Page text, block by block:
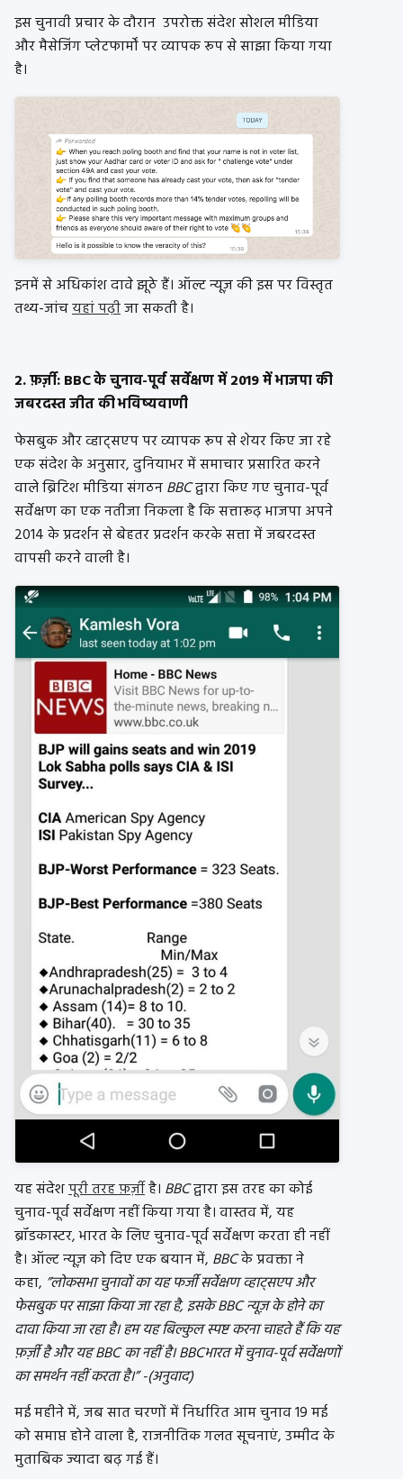
इस चुनावी प्रचार के दौरान उपरोक्त संदेश सोशल मीडिया
और मैसेजिंग प्लेटफार्मों पर व्यापक रूप से साझा किया गया
है।
इनमें से अधिकांश दावे झूठे हैं। ऑल्ट न्यूज़ की इस पर विस्तृत
तथ्य-जांचयहां पढ़ीजा सकती है।
2. फ़र्ज़ी: BBC के चुनाव-पूर्व सर्वेक्षण में 2019 में भाजपा की
जबरदस्त जीत की भविष्यवाणी
फेसबुक और व्हाट्सएप पर व्यापक रूप से शेयर किए जा रहे
एक संदेश के अनुसार, दुनियाभर में समाचार प्रसारित करने
वाले ब्रिटिश मीडिया संगठनBBCद्वारा किए गए चुनाव-पूर्व
सर्वेक्षण का एक नतीजा निकला है कि सत्तारूढ़ भाजपा अपने
2014 के प्रदर्शन से बेहतर प्रदर्शन करके सत्ता में जबरदस्त
वापसी करने वाली है।
यह संदेशपूरी तरह फ़र्ज़ीहै। BBCद्वारा इस तरह का कोई
चुनाव-पूर्व सर्वेक्षण नहीं किया गया है। वास्तव में, यह
ब्रॉडकास्टर, भारत के लिए चुनाव-पूर्व सर्वेक्षण करता ही नहीं
है। ऑल्ट न्यूज़ को दिए एक बयान में, BBCके प्रवक्ता ने
कहा, ”लोकसभा चुनावों का यह फर्जी सर्वेक्षण व्हाट्सएप और
फेसबुक पर साझा किया जा रहा है, इसके BBC न्यूज़ के होने का
दावा किया जा रहा है। हम यह बिल्कुल स्पष्ट करना चाहते हैं कि यह
फ़र्ज़ी है और यह BBC का नहीं है। BBCभारत में चुनाव-पूर्व सर्वेक्षणों
का समर्थन नहीं करता है।” -(अनुवाद)
मई महीने में, जब सात चरणों में निर्धारित आम चुनाव 19 मई
को समाप्त होने वाला है, राजनीतिक गलत सूचनाएं, उम्मीद के
मुताबिक ज्यादा बढ़ गई हैं।